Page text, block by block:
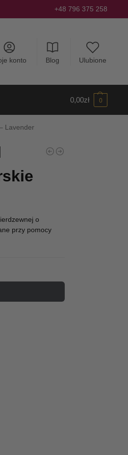
+48 796 375 258
konto Blog Ulubione
0,00zł 0
Lavender
o
przy pomocy